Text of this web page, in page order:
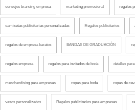
consejos branding empresa marketing promocional regalos
camisetas publicitarias personalizadas Regalos publicitarios
regalos de empresa baratos BANDAS DE GRADUACIÓN
regalos empresa regalos para invitados de boda detalles
merchandising para empresas copas para boda copas de
vasos personalizados Regalos publicitarios para empresas